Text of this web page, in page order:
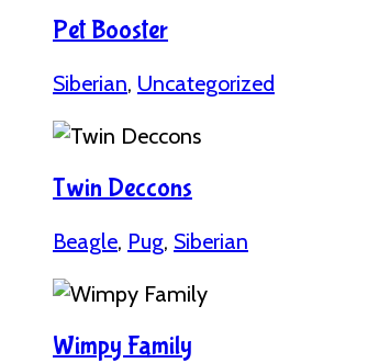
Pet Booster
Siberian, Uncategorized
Twin Deccons
Beagle, Pug, Siberian
Wimpy Family